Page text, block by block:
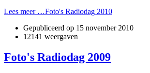
Lees meer …Foto's Radiodag 2010
Gepubliceerd op 15 november 2010
12141 weergaven
Foto's Radiodag 2009